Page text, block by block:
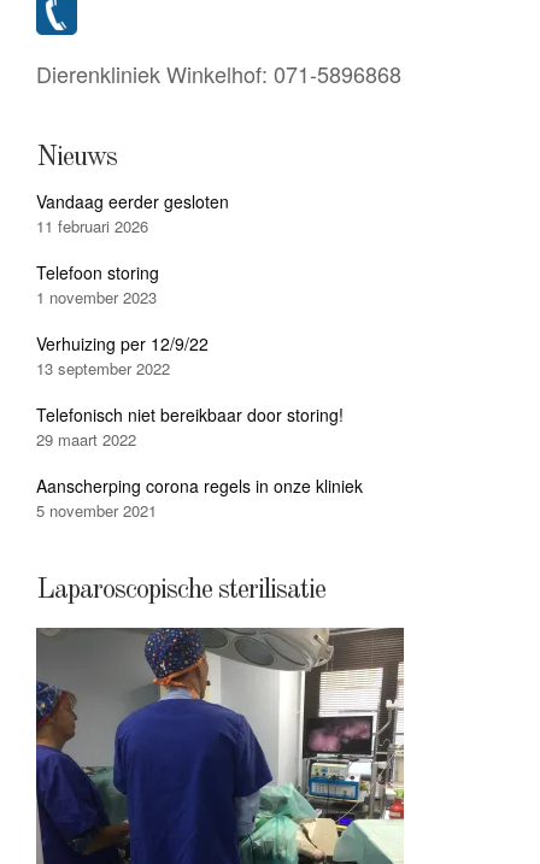
Dierenkliniek Winkelhof: 071-5896868
Nieuws
Vandaag eerder gesloten
11 februari 2026
Telefoon storing
1 november 2023
Verhuizing per 12/9/22
13 september 2022
Telefonisch niet bereikbaar door storing!
29 maart 2022
Aanscherping corona regels in onze kliniek
5 november 2021
Laparoscopische sterilisatie